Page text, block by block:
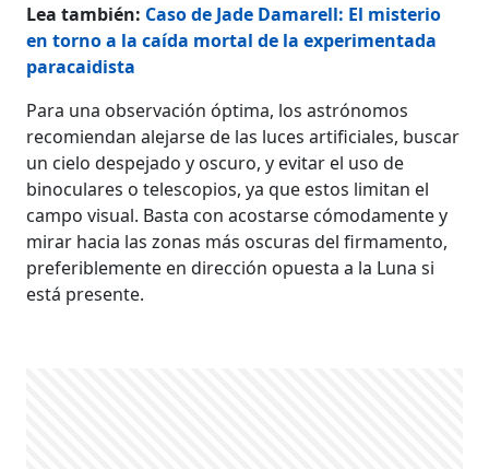
Lea también: Caso de Jade Damarell: El misterio
en torno a la caída mortal de la experimentada
paracaidista
Para una observación óptima, los astrónomos
recomiendan alejarse de las luces artificiales, buscar
un cielo despejado y oscuro, y evitar el uso de
binoculares o telescopios, ya que estos limitan el
campo visual. Basta con acostarse cómodamente y
mirar hacia las zonas más oscuras del firmamento,
preferiblemente en dirección opuesta a la Luna si
está presente.